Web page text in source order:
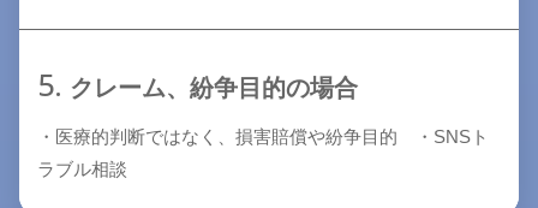
5. クレーム、紛争目的の場合
・医療的判断ではなく、損害賠償や紛争目的 ・SNSト
ラブル相談